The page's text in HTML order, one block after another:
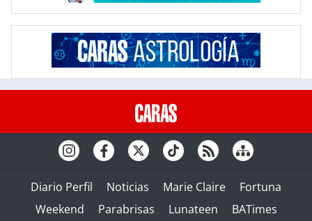
Diario Perfil Noticias Marie Claire
Fortuna
Weekend
Parabrisas Lunateen BATimes